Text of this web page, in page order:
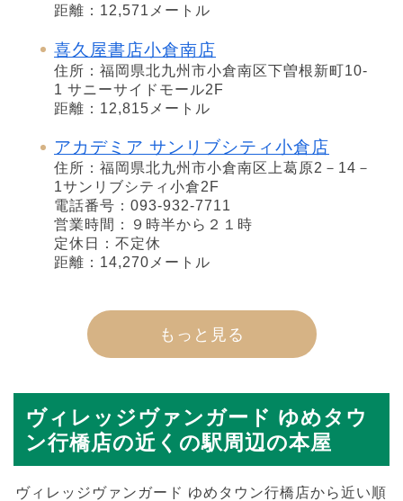
距離：12,571メートル
喜久屋書店小倉南店
住所：福岡県北九州市小倉南区下曽根新町10-
1 サニーサイドモール2F
距離：12,815メートル
アカデミア サンリブシティ小倉店
住所：福岡県北九州市小倉南区上葛原2－14－
1サンリブシティ小倉2F
電話番号：093-932-7711
営業時間：９時半から２１時
定休日：不定休
距離：14,270メートル
もっと見る
ヴィレッジヴァンガード ゆめタウ
ン行橋店の近くの駅周辺の本屋
ヴィレッジヴァンガード ゆめタウン行橋店から近い順